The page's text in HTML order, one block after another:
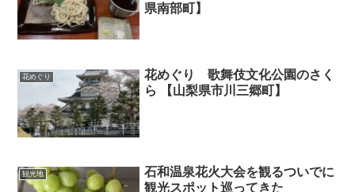
県南部町】
花めぐり
花めぐり 歌舞伎文化公園のさく
ら 【山梨県市川三郷町】
観光地
石和温泉花火大会を観るついでに
観光スポット巡ってきた